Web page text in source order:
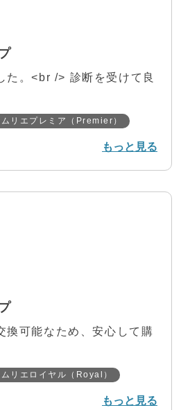
た。<br /> 診断を受けて良
リエプレミア（Premier）
もっと見る
換可能なため、安心して購
リエロイヤル（Royal）
もっと見る